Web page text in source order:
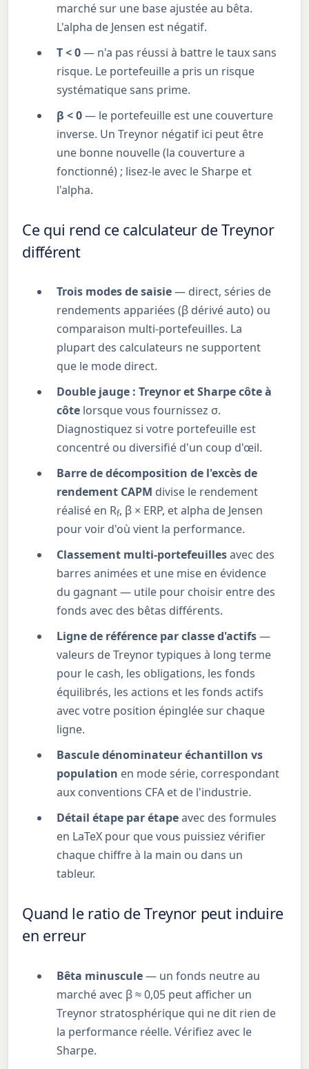
marché sur une base ajustée au bêta.
L'alpha de Jensen est négatif.
T < 0— n'a pas réussi à battre le taux sans
risque. Le portefeuille a pris un risque
systématique sans prime.
β < 0— le portefeuille est une couverture
inverse. Un Treynor négatif ici peut être
une bonne nouvelle (la couverture a
fonctionné) ; lisez-le avec le Sharpe et
l'alpha.
Ce qui rend ce calculateur de Treynor
différent
Trois modes de saisie— direct, séries de
rendements appariées (β dérivé auto) ou
comparaison multi-portefeuilles. La
plupart des calculateurs ne supportent
que le mode direct.
Double jauge : Treynor et Sharpe côte à
côte lorsque vous fournissez σ.
Diagnostiquez si votre portefeuille est
concentré ou diversifié d'un coup d'œil.
Barre de décomposition de l'excès de
rendement CAPM divise le rendement
réalisé en Rf, β × ERP, et alpha de Jensen
pour voir d'où vient la performance.
Classement multi-portefeuillesavec des
barres animées et une mise en évidence
du gagnant — utile pour choisir entre des
fonds avec des bêtas différents.
Ligne de référence par classe d'actifs—
valeurs de Treynor typiques à long terme
pour le cash, les obligations, les fonds
équilibrés, les actions et les fonds actifs
avec votre position épinglée sur chaque
ligne.
Bascule dénominateur échantillon vs
population en mode série, correspondant
aux conventions CFA et de l'industrie.
Détail étape par étapeavec des formules
en LaTeX pour que vous puissiez vérifier
chaque chiffre à la main ou dans un
tableur.
Quand le ratio de Treynor peut induire
en erreur
Bêta minuscule— un fonds neutre au
marché avec β ≈ 0,05 peut afficher un
Treynor stratosphérique qui ne dit rien de
la performance réelle. Vérifiez avec le
Sharpe.